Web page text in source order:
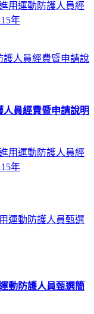
用運動防護人員經
年
人員經費暨申請說明
用運動防護人員經
年
動防護人員甄選簡